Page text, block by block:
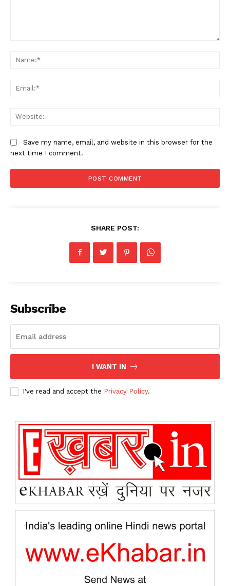
News Week
Save my name, email, and website in this browser for the
next time I comment.
SHARE POST:
Subscribe
I WANT IN
I've read and accept the Privacy Policy.